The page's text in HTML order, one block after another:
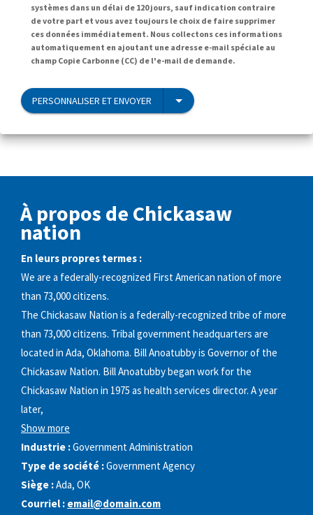
systèmes dans un délai de 120 jours, sauf indication contraire
de votre part et vous avez toujours le choix de faire supprimer
ces données immédiatement. Nous collectons ces informations
automatiquement en ajoutant une adresse e-mail spéciale au
champ Copie Carbonne (CC) de l'e-mail de demande.
PERSONNALISER ET ENVOYER
À propos de Chickasaw
nation
En leurs propres termes :
We are a federally-recognized First American nation of more
than 73,000 citizens.
The Chickasaw Nation is a federally-recognized tribe of more
than 73,000 citizens. Tribal government headquarters are
located in Ada, Oklahoma. Bill Anoatubby is Governor of the
Chickasaw Nation. Bill Anoatubby began work for the
Chickasaw Nation in 1975 as health services director. A year
later,
Show more
Industrie :Government Administration
Type de société :Government Agency
Siège :Ada, OK
Courriel : email@domain.com